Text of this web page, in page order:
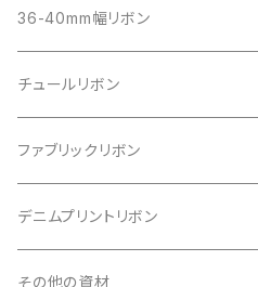
36-40mm幅リボン
チュールリボン
ファブリックリボン
デニムプリントリボン
その他の資材